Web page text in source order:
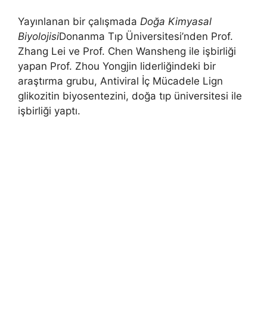
Yayınlanan bir çalışmada Doğa Kimyasal
BiyolojisiDonanma Tıp Üniversitesi’nden Prof.
Zhang Lei ve Prof. Chen Wansheng ile işbirliği
yapan Prof. Zhou Yongjin liderliğindeki bir
araştırma grubu, Antiviral İç Mücadele Lign
glikozitin biyosentezini, doğa tıp üniversitesi ile
işbirliği yaptı.